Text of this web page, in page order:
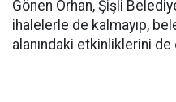
Gönen Orhan, Şişli
ihalelerle de kalmayıp,
alanındaki etkinliklerini